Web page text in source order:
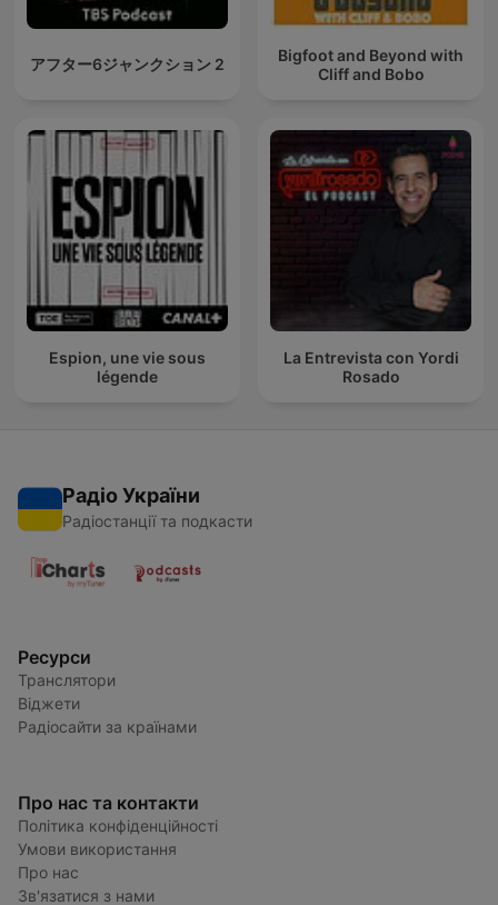
アフター6ジャンクション 2
Bigfoot and Beyond with
Cliff and Bobo
Espion, une vie sous
légende
La Entrevista con Yordi
Rosado
Радіо України
Радіостанції та подкасти
Ресурси
Транслятори
Віджети
Радіосайти за країнами
Про нас та контакти
Політика конфіденційності
Умови використання
Про нас
Зв'язатися з нами